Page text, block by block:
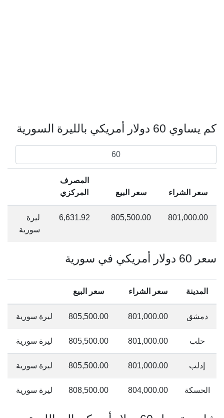
كم يساوي 60 دولار أمريكي بالليرة السورية
سعر الشراء سعر البيع
المصرف
المركزي
801,000.00
805,500.00
6,631.92
ليرة
سورية
سعر 60 دولار أمريكي في سورية
المدينة سعر الشراء سعر البيع
دمشق 801,000.00
805,500.00 ليرة سورية
حلب 801,000.00
805,500.00 ليرة سورية
إدلب 801,000.00
805,500.00 ليرة سورية
الحسكة 804,000.00
808,500.00 ليرة سورية